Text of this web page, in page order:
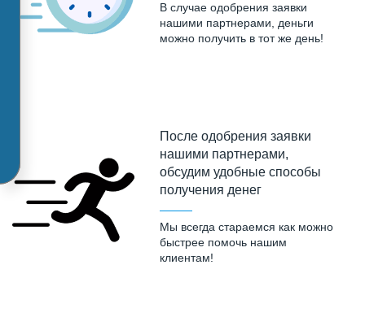
В случае одобрения заявки
нашими партнерами, деньги
можно получить в тот же день!
После одобрения заявки
нашими партнерами,
обсудим удобные способы
получения денег
Мы всегда стараемся как можно
быстрее помочь нашим
клиентам!